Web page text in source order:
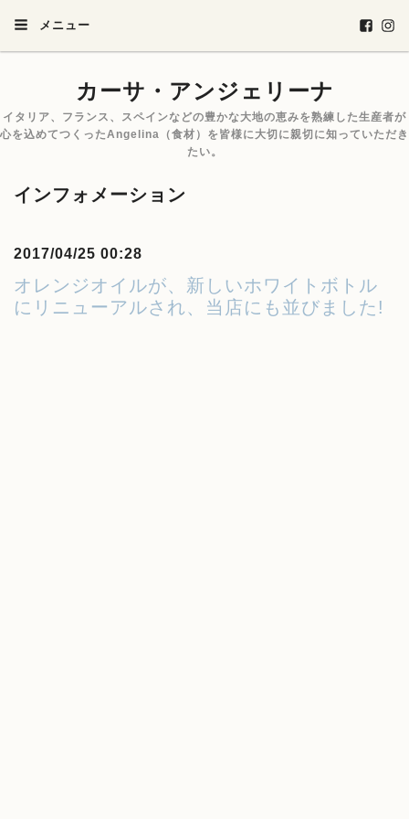
メニュー
カーサ・アンジェリーナ
イタリア、フランス、スペインなどの豊かな大地の恵みを熟練した生産者が
心を込めてつくったAngelina（食材）を皆様に大切に親切に知っていただき
たい。
インフォメーション
2017/04/25 00:28
オレンジオイルが、新しいホワイトボトル
にリニューアルされ、当店にも並びました!